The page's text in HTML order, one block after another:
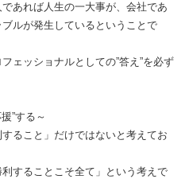
あれば人生の一大事が、会社であ
ルが発生しているということで
ェッショナルとしての”答え”を必ず
”する～
ること」だけではないと考えてお
することこそ全て」という考えで